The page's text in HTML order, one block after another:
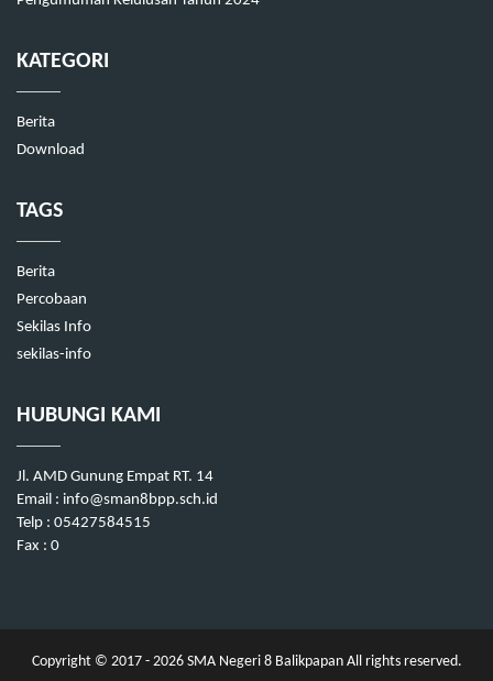
KATEGORI
Berita
Download
TAGS
Berita
Percobaan
Sekilas Info
sekilas-info
HUBUNGI KAMI
Jl. AMD Gunung Empat RT. 14
Email : info@sman8bpp.sch.id
Telp : 05427584515
Fax : 0
Copyright © 2017 - 2026SMA Negeri 8 BalikpapanAll rights reserved.